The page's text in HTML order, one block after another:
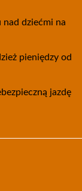
dziećmi na
pieniędzy od
jazdę